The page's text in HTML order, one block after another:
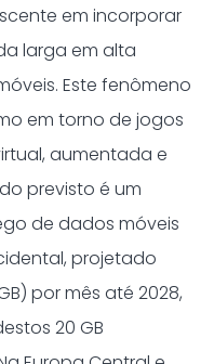
em incorporar
larga em alta
Este fenômeno
em torno de jogos
aumentada e
previsto é um
de dados móveis
projetado
por mês até 2028,
20 GB